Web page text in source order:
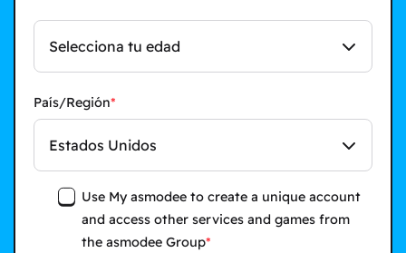
Selecciona tu edad
País/Región
Estados Unidos
Use My asmodee to create a unique account
and access other services and games from
the asmodee Group